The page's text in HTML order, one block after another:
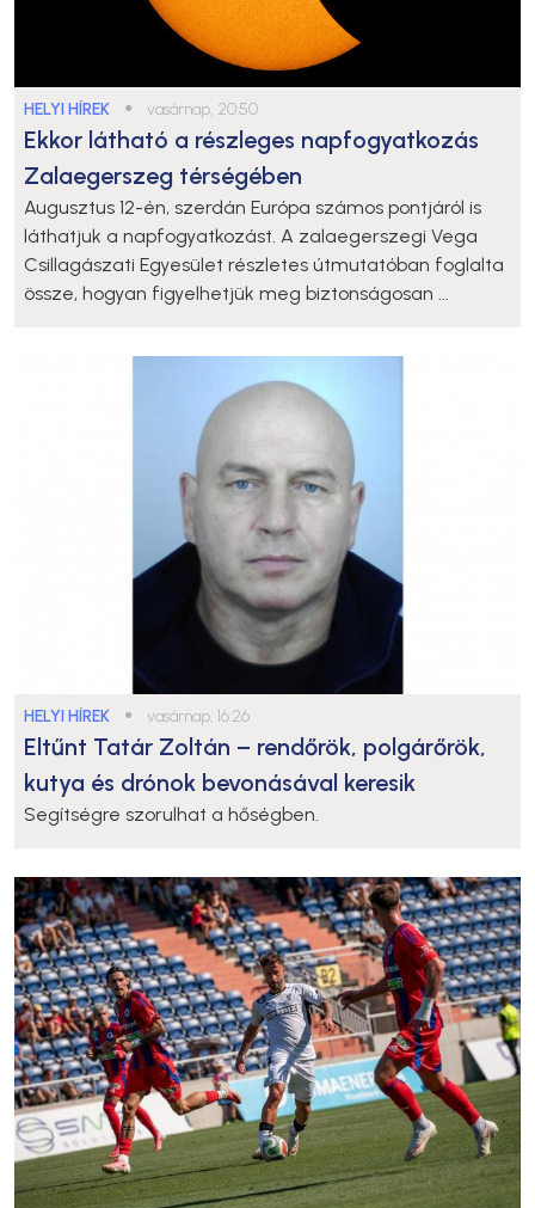
HELYI HÍREK ● vasárnap, 20:50
Ekkor látható a részleges napfogyatkozás
Zalaegerszeg térségében
Augusztus 12-én, szerdán Európa számos pontjáról is
láthatjuk a napfogyatkozást. A zalaegerszegi Vega
Csillagászati Egyesület részletes útmutatóban foglalta
össze, hogyan figyelhetjük meg biztonságosan ...
HELYI HÍREK ● vasárnap, 16:26
Eltűnt Tatár Zoltán – rendőrök, polgárőrök,
kutya és drónok bevonásával keresik
Segítségre szorulhat a hőségben.